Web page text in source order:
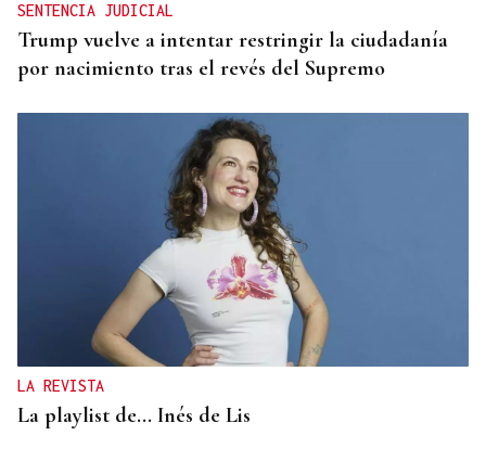
SENTENCIA JUDICIAL
Trump vuelve a intentar restringir la ciudadanía
por nacimiento tras el revés del Supremo
LA REVISTA
La playlist de... Inés de Lis